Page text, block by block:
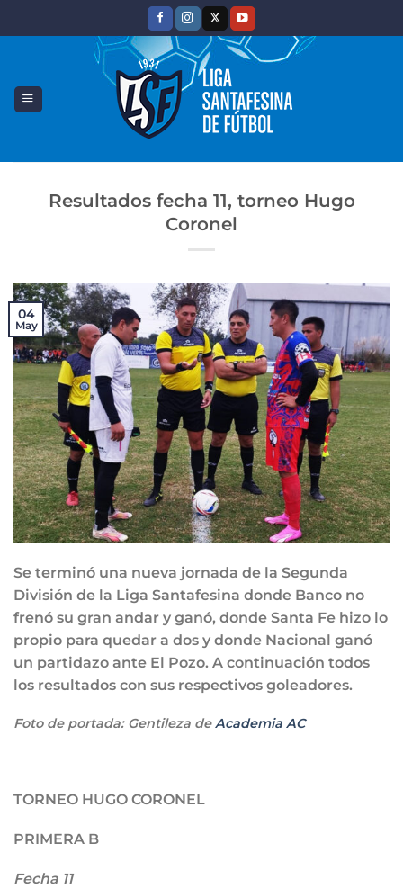
Resultados fecha 11, torneo Hugo
Coronel
04
May
Se terminó una nueva jornada de la Segunda
División de la Liga Santafesina donde Banco no
frenó su gran andar y ganó, donde Santa Fe hizo lo
propio para quedar a dos y donde Nacional ganó
un partidazo ante El Pozo. A continuación todos
los resultados con sus respectivos goleadores.
Foto de portada: Gentileza deAcademia AC
TORNEO HUGO CORONEL
PRIMERA B
Fecha 11